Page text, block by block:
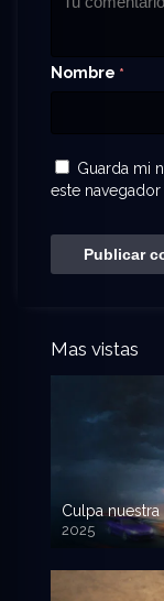
Nombre *
Guarda mi
este
Mas vistas
Culpa nuestra
2025
720p HD